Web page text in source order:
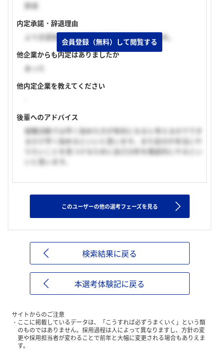
辞退
内定承諾・辞退理由
より志望度の高い企業から内定をもらえたため。
他企業からも内定はありましたか
あった
他内定企業を教えてください
後輩へのアドバイス
就職活動では早く始めた方が有利になると考えるのででき
るだけ早く始めるといいと思います。また自分が本当にや
りたいことを見つけるために自己分析を徹底的にやるとい
いと思います。
会員登録（無料）して閲覧する
このユーザーの他の選考フェーズを見る
検索結果に戻る
本選考体験記に戻る
サイトからのご注意
ここに掲載しているデータは、「こうすれば必ずうまくいく」という類
のものではありません。採用過程は人によって異なりますし、方針の変
更や採用担当者が変わることで前年と大幅に変更される場合もありえま
す。